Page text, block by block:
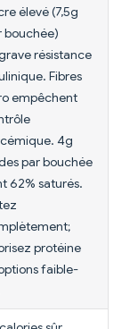
élevé (7,5g
bouchée)
résistance
Fibres
empêchent
4g
par bouchée
62% saturés.
protéine
faible-